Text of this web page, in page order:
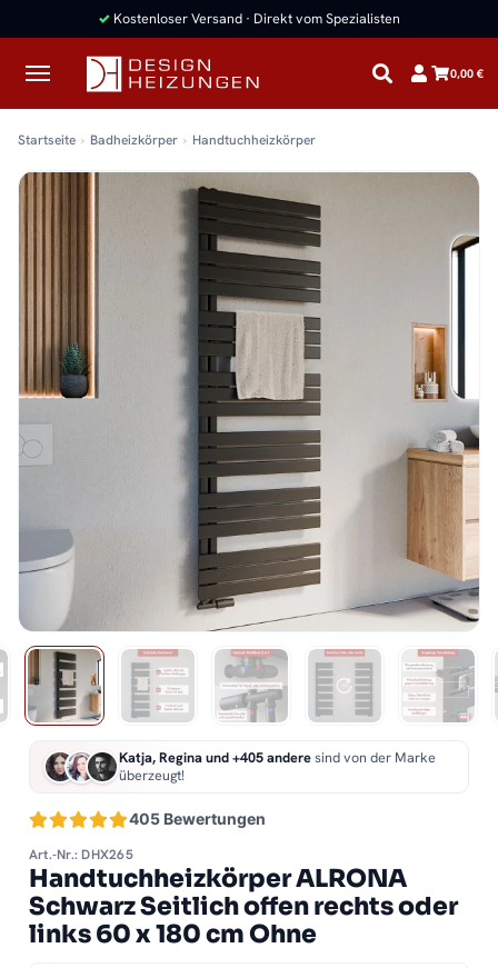
✓ Kostenloser Versand · Direkt vom Spezialisten
0,00 €
Startseite Badheizkörper Handtuchheizkörper
405 Bewertungen
Katja, Regina und +405 anderesind von der Marke
überzeugt!
Art.-Nr.: DHX265
Handtuchheizkörper ALRONA
Schwarz Seitlich offen rechts oder
links 60 x 180 cm Ohne